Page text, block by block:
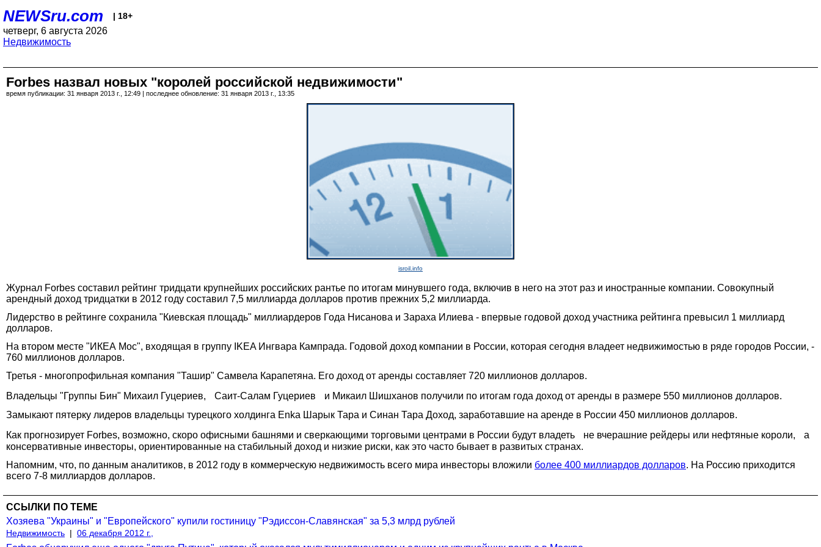
NEWSru.com | 18+
четверг, 6 августа 2026
Недвижимость
Forbes назвал новых "королей российской недвижимости"
время публикации: 31 января 2013 г., 12:49 | последнее обновление: 31 января 2013 г., 13:35
isroil.info
Журнал Forbes составил рейтинг тридцати крупнейших российских рантье по итогам минувшего года, включив в него на этот раз и иностранные компании. Совокупный
арендный доход тридцатки в 2012 году составил 7,5 миллиарда долларов против прежних 5,2 миллиарда.
Лидерство в рейтинге сохранила "Киевская площадь" миллиардеров Года Нисанова и Зараха Илиева - впервые годовой доход участника рейтинга превысил 1 миллиард
долларов.
На втором месте "ИКЕА Мос", входящая в группу IKEA Ингвара Кампрада. Годовой доход компании в России, которая сегодня владеет недвижимостью в ряде городов России, -
760 миллионов долларов.
Третья - многопрофильная компания "Ташир" Самвела Карапетяна. Его доход от аренды составляет 720 миллионов долларов.
Владельцы "Группы Бин" Михаил Гуцериев, Саит-Салам Гуцериев и Микаил Шишханов получили по итогам года доход от аренды в размере 550 миллионов долларов.
Замыкают пятерку лидеров владельцы турецкого холдинга Enka Шарык Тара и Синан Тара Доход, заработавшие на аренде в России 450 миллионов долларов.
Как прогнозирует Forbes, возможно, скоро офисными башнями и сверкающими торговыми центрами в России будут владеть не вчерашние рейдеры или нефтяные короли, а
консервативные инвесторы, ориентированные на стабильный доход и низкие риски, как это часто бывает в развитых странах.
Напомним, что, по данным аналитиков, в 2012 году в коммерческую недвижимость всего мира инвесторы вложили более 400 миллиардов долларов. На Россию приходится
всего 7-8 миллиардов долларов.
ССЫЛКИ ПО ТЕМЕ
Хозяева "Украины" и "Европейского" купили гостиницу "Рэдиссон-Славянская" за 5,3 млрд рублей
Недвижимость | 06 декабря 2012 г.,